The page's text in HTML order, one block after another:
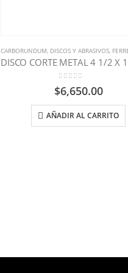
CARBORUNDUM DISCOS Y ABRASIVOS
$6,650.00
AÑADIR AL CARRITO